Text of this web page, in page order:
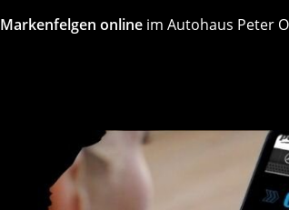
Markenfelgen online im Autohaus Peter